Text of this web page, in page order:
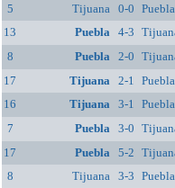
5
Tijuana 0-0 Puebla
13
Puebla 4-3
8
Puebla 2-0
17
Tijuana 2-1 Puebla
16
Tijuana 3-1 Puebla
7
Puebla 3-0
17
Puebla 5-2
8
Tijuana 3-3 Puebla